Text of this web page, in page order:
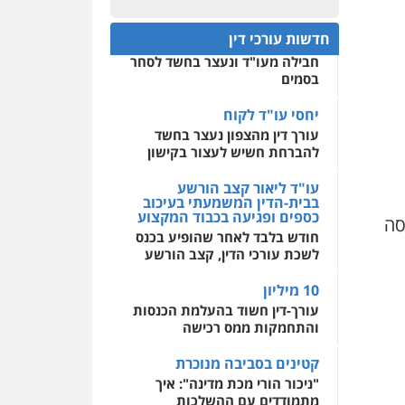
ומעצרים סייבר ניהול
משברים פליליים
0506355388
עו"ד דרוויש נאשף
פלילי פשיעה חמורה
אדם
חליל ביאדי – משרד
עורכי דין
פלילי דיני תעבורה מעצרים
וחקירות פשיעה חמורה
0509636895
עו"ד איהאב זבידאת
פלילי פשיעה חמורה
פשע עבירות המתה
עבירות מין
0522508109
אחסון אתרים
לעורכי דין
אסירים עבירות מין
שירותים מקצועיים לעורכי
דין
0544500346
חדשות עורכי דין
חפץ חשוד
עצור בתיק ניסיון רצח קיבל
חבילה מעו"ד ונעצר בחשד לסחר
בסמים
יחסי עו"ד לקוח
עורך דין מהצפון נעצר בחשד
להברחת חשיש לעצור בקישון
עו"ד ליאור קצב הורשע
בבית-הדין המשמעתי בעיכוב
כספים ופגיעה בכבוד המקצוע
חודש בלבד לאחר שהופיע בכנס
לשכת עורכי הדין, קצב הורשע
10 מיליון
עורך-דין חשוד בהעלמת הכנסות
והתחמקות ממס רכישה
קטינים בסביבה מנוכרת
"ניכור הורי מכת מדינה": איך
מתמודדים עם ההשלכות